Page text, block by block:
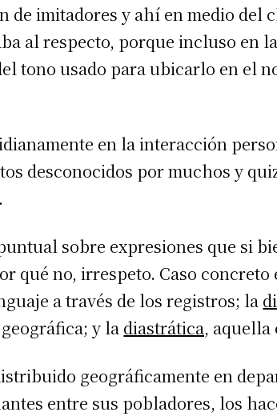
de imitadores y ahí en medio del
al respecto, porque incluso en la
tono usado para ubicarlo en el
en la interacción
desconocidos por muchos y
sobre expresiones que si
qué no, irrespeto. Caso
a través de los registros; la
y la diastrática, aquella
geográficamente en
entre sus pobladores, los